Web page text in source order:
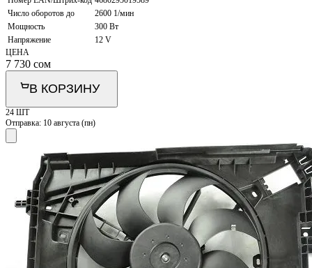
Число оборотов до
2600 1/мин
Мощность
300 Вт
Напряжение
12 V
ЦЕНА
7 730 сом
В КОРЗИНУ
24 ШТ
Отправка: 10 августа (пн)